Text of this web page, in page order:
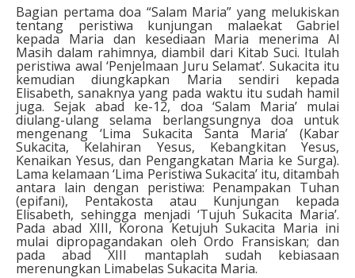
Bagian pertama doa “Salam Maria” yang melukiskan
tentang peristiwa kunjungan malaekat Gabriel
kepada Maria dan kesediaan Maria menerima Al
Masih dalam rahimnya, diambil dari Kitab Suci. Itulah
peristiwa awal ‘Penjelmaan Juru Selamat’. Sukacita itu
kemudian diungkapkan Maria sendiri kepada
Elisabeth, sanaknya yang pada waktu itu sudah hamil
juga. Sejak abad ke-12, doa ‘Salam Maria’ mulai
diulang-ulang selama berlangsungnya doa untuk
mengenang ‘Lima Sukacita Santa Maria’ (Kabar
Sukacita, Kelahiran Yesus, Kebangkitan Yesus,
Kenaikan Yesus, dan Pengangkatan Maria ke Surga).
Lama kelamaan ‘Lima Peristiwa Sukacita’ itu, ditambah
antara lain dengan peristiwa: Penampakan Tuhan
(epifani), Pentakosta atau Kunjungan kepada
Elisabeth, sehingga menjadi ‘Tujuh Sukacita Maria’.
Pada abad XIII, Korona Ketujuh Sukacita Maria ini
mulai dipropagandakan oleh Ordo Fransiskan; dan
pada abad XIII mantaplah sudah kebiasaan
merenungkan Limabelas Sukacita Maria.